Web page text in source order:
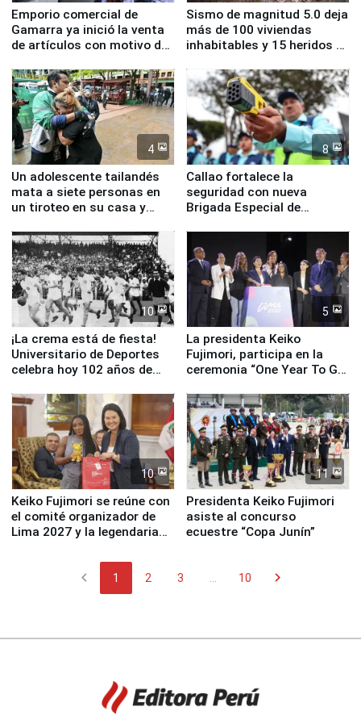
Emporio comercial de
Gamarra ya inició la venta
de artículos con motivo de
Sismo de magnitud 5.0 deja
más de 100 viviendas
inhabitables y 15 heridos en
4
Un adolescente tailandés
mata a siete personas en
un tiroteo en su casa y
8
Callao fortalece la
seguridad con nueva
Brigada Especial de
equipamiento para
Serenazgo
10
¡La crema está de fiesta!
Universitario de Deportes
celebra hoy 102 años de
5
La presidenta Keiko
Fujimori, participa en la
ceremonia “One Year To Go
10
Keiko Fujimori se reúne con
el comité organizador de
Lima 2027 y la legendaria
11
Presidenta Keiko Fujimori
asiste al concurso
ecuestre “Copa Junín”
chevron_left 1 2 3 10 chevron_right